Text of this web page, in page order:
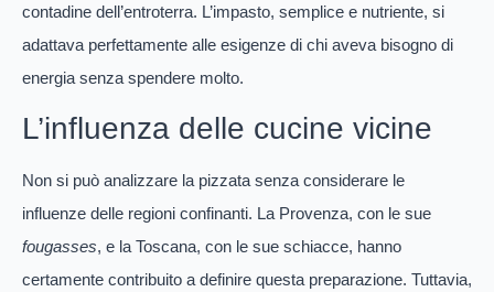
contadine dell’entroterra. L’impasto, semplice e nutriente, si
adattava perfettamente alle esigenze di chi aveva bisogno di
energia senza spendere molto.
L’influenza delle cucine vicine
Non si può analizzare la pizzata senza considerare le
influenze delle regioni confinanti. La Provenza, con le sue
fougasses, e la Toscana, con le sue schiacce, hanno
certamente contribuito a definire questa preparazione. Tuttavia,